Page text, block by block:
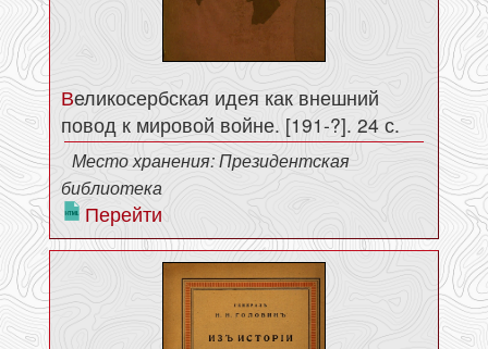
Великосербская идея как внешний
повод к мировой войне. [191-?]. 24 с.
Место хранения: Президентская
библиотека
Перейти